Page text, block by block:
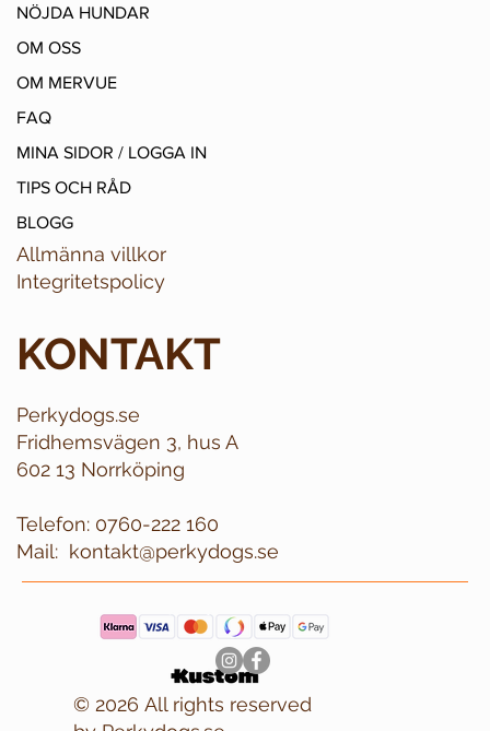
NÖJDA HUNDAR
OM OSS
OM MERVUE
FAQ
MINA SIDOR / LOGGA IN
TIPS OCH RÅD
BLOGG
Allmänna villkor
Integritetspolicy
KONTAKT
Perkydogs.se
Fridhemsvägen 3, hus A
602 13 Norrköping
Telefon: 0760-222 160
kontakt@perkydogs.se
Mail:
© 2026 All rights reserved